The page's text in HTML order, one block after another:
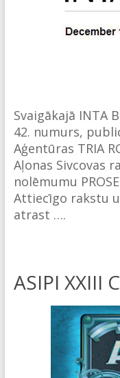
Svaigākajā INTA
42. numurs,
Aģentūras TRIA
Aļonas Sivcovas
nolēmumu
Attiecīgo rakstu
atrast ….
ASIPI XXIII